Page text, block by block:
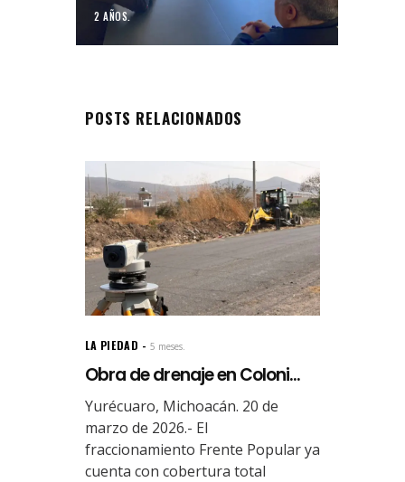
2 AÑOS.
POSTS RELACIONADOS
LA PIEDAD 5 meses.
Obra de drenaje en Coloni...
Yurécuaro, Michoacán. 20 de
marzo de 2026.- El
fraccionamiento Frente Popular ya
cuenta con cobertura total